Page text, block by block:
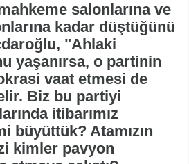
salonlarına ve
kadar düştüğünü
"Ahlaki
yaşanırsa, o partinin
vaat etmesi de
Biz bu partiyi
itibarımız
büyüttük? Atamızın
kimler pavyon